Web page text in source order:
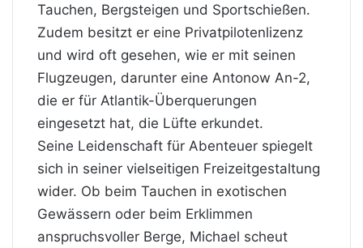
Tauchen, Bergsteigen und Sportschießen.
Zudem besitzt er eine Privatpilotenlizenz
und wird oft gesehen, wie er mit seinen
Flugzeugen, darunter eine Antonow An-2,
die er für Atlantik-Überquerungen
eingesetzt hat, die Lüfte erkundet.
Seine Leidenschaft für Abenteuer spiegelt
sich in seiner vielseitigen Freizeitgestaltung
wider. Ob beim Tauchen in exotischen
Gewässern oder beim Erklimmen
anspruchsvoller Berge, Michael scheut